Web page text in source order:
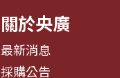
關於央廣
最新消息
採購公告